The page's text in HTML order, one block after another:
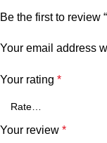
Be the first to review
Your email address
Your rating *
Your review *